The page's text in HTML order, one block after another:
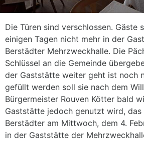
Die Türen sind verschlossen. Gäste
einigen Tagen nicht mehr in der
Berstädter Mehrzweckhalle. Die
Schlüssel an die Gemeinde
der Gaststätte weiter geht ist noch
gefüllt werden soll sie nach dem
Bürgermeister Rouven Kötter bald
Gaststätte jedoch genutzt wird, das
Berstädter am Mittwoch, dem 4.
in der Gaststätte der